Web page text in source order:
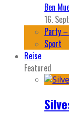
Ben
16.
Party
Sport
Reise
Featured